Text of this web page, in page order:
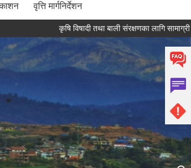
वृत्ति मार्गनिर्देशन
कृषि विषादी तथा बाली संरक्षणका लागि सामाग्री वितरण